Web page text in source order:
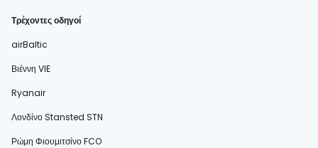
Τρέχοντες οδηγοί
airBaltic
Βιέννη VIE
Ryanair
Λονδίνο Stansted STN
Ρώμη Φιουμιτσίνο FCO